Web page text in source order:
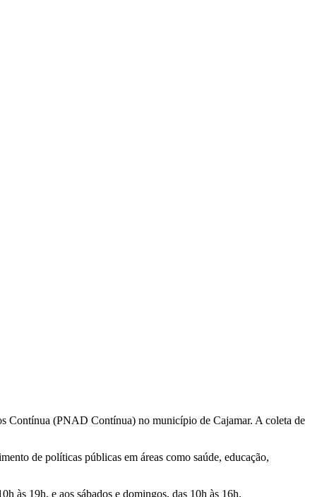
Contínua (PNAD Contínua) no município de Cajamar. A coleta de
de políticas públicas em áreas como saúde, educação,
às 19h, e aos sábados e domingos, das 10h às 16h.